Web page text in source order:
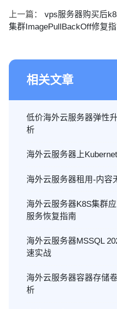
上一篇：
vps服务器购买后
集群ImagePullBackOff修复
相关文章
低价海外云服务器弹性
析
海外云服务器上
海外云服务器租用-内容
海外云服务器K8S集群
服务恢复指南
海外云服务器MSSQL
速实战
海外云服务器容器存储
析